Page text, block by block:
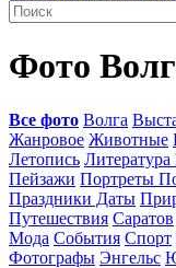
Фото
Все фото Волга
Жанровое Животные
Летопись
Пейзажи Портреты
Праздники Даты
Путешествия Саратов
Мода События Спорт
Фотографы Энгельс